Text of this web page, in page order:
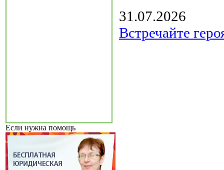
Если нужна помощь
31.07.2026
Встречайте